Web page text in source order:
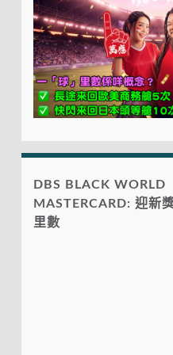
DBS BLACK WORLD
MASTERCARD: 迎新
里數